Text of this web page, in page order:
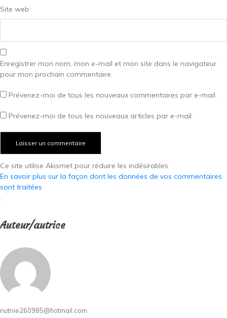
Site web
Enregistrer mon nom, mon e-mail et mon site dans le navigateur
pour mon prochain commentaire.
Prévenez-moi de tous les nouveaux commentaires par e-mail.
Prévenez-moi de tous les nouveaux articles par e-mail.
Ce site utilise Akismet pour réduire les indésirables.
En savoir plus sur la façon dont les données de vos commentaires
sont traitées
.
Auteur/autrice
nutnie260985@hotmail.com